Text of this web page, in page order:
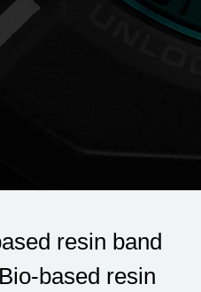
resin band
based resin